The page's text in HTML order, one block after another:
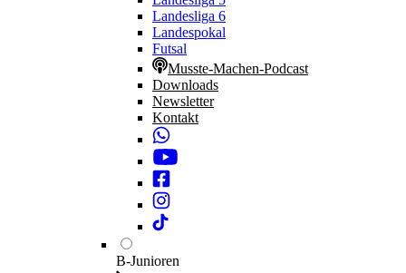
Landesliga 6
Landespokal
Futsal
Musste-Machen-Podcast
Downloads
Newsletter
Kontakt
B-Junioren